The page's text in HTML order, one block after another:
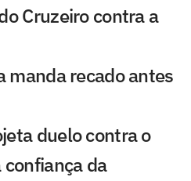
Cruzeiro contra a
manda recado antes
duelo contra o
da